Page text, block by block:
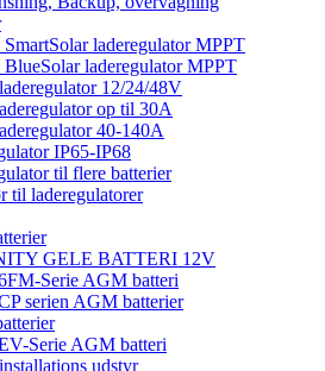
laderegulator MPPT
laderegulator MPPT
12/24/48V
op til 30A
40-140A
IP65-IP68
til flere batterier
til laderegulatorer
GELE BATTERI 12V
Serie AGM batteri
serien AGM batterier
Serie AGM batteri
udstyr